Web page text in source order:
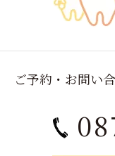
ご予約・お問い